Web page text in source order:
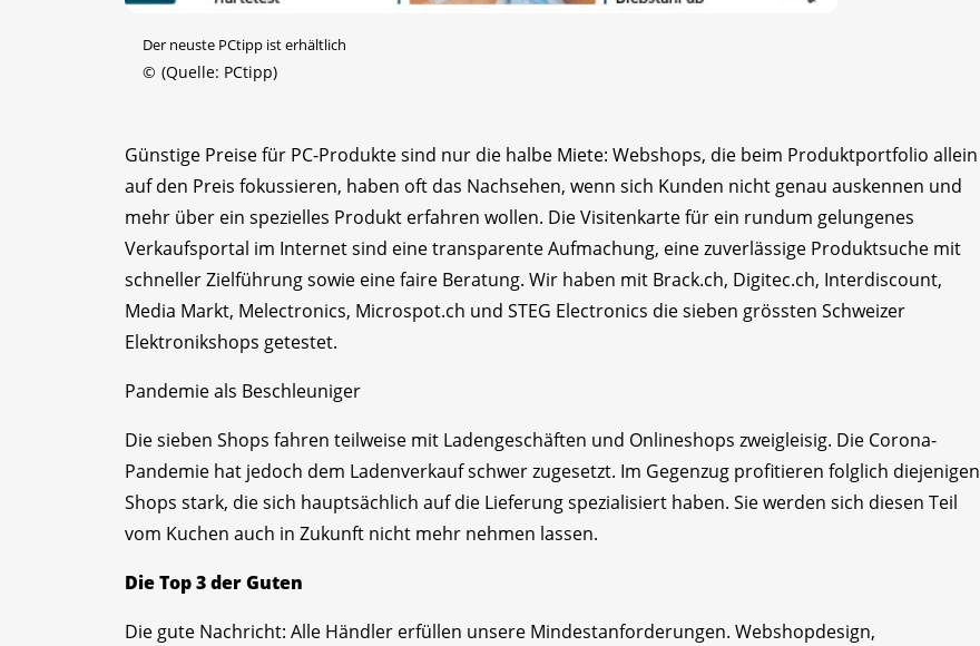
Der neuste PCtipp ist erhältlich
© (Quelle: PCtipp)
Günstige Preise für PC-Produkte sind nur die halbe Miete: Webshops, die beim Produktportfolio allein
auf den Preis fokussieren, haben oft das Nachsehen, wenn sich Kunden nicht genau auskennen und
mehr über ein spezielles Produkt erfahren wollen. Die Visitenkarte für ein rundum gelungenes
Verkaufsportal im Internet sind eine transparente Aufmachung, eine zuverlässige Produktsuche mit
schneller Zielführung sowie eine faire Beratung. Wir haben mit Brack.ch, Digitec.ch, Interdiscount,
Media Markt, Melectronics, Microspot.ch und STEG Electronics die sieben grössten Schweizer
Elektronikshops getestet.
Pandemie als Beschleuniger
Die sieben Shops fahren teilweise mit Ladengeschäften und Onlineshops zweigleisig. Die Corona-
Pandemie hat jedoch dem Ladenverkauf schwer zugesetzt. Im Gegenzug profitieren folglich diejenigen
Shops stark, die sich hauptsächlich auf die Lieferung spezialisiert haben. Sie werden sich diesen Teil
vom Kuchen auch in Zukunft nicht mehr nehmen lassen.
Die Top 3 der Guten
Die gute Nachricht: Alle Händler erfüllen unsere Mindestanforderungen. Webshopdesign,